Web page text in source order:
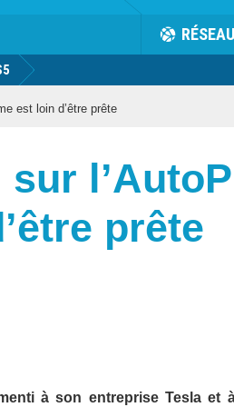
RÉSEAU
est loin d’être prête
prête
à son entreprise Tesla et